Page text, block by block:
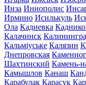
Инза Иннополис
Ирмино Исилькуль
Ола Кадиевка
Калачинск
Кальміуське Калязин
Днепровская
Шахтинский Камень-
Камышлов Канаш
Карабулак Карасук